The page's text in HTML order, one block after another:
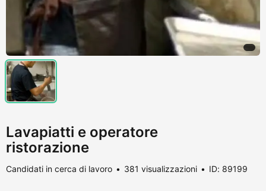
Lavapiatti e operatore
ristorazione
Candidati in cerca di lavoro 381 visualizzazioni ID: 89199